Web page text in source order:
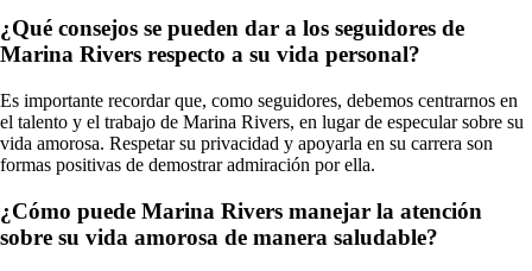
¿Qué consejos se pueden dar a los seguidores de
Marina Rivers respecto a su vida personal?
Es importante recordar que, como seguidores, debemos centrarnos en
el talento y el trabajo de Marina Rivers, en lugar de especular sobre su
vida amorosa. Respetar su privacidad y apoyarla en su carrera son
formas positivas de demostrar admiración por ella.
¿Cómo puede Marina Rivers manejar la atención
sobre su vida amorosa de manera saludable?